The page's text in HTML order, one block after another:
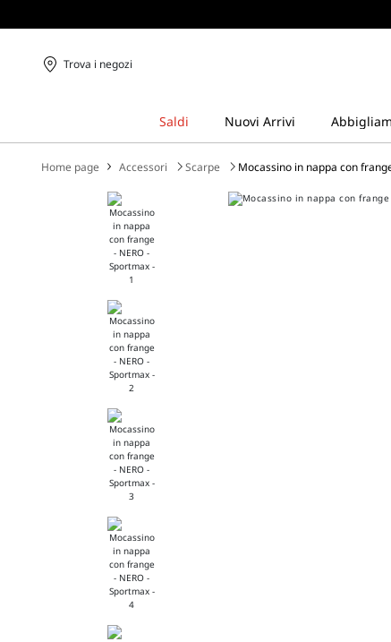
Trova i negozi
Home page Accessori Scarpe Mocassino in nappa con